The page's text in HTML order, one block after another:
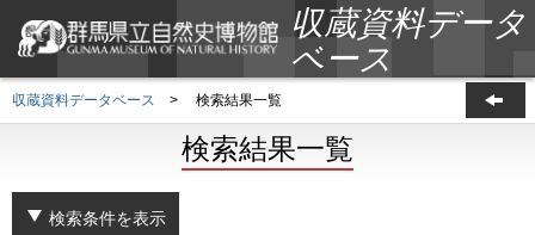
収蔵資料データ
ベース
収蔵資料データベース > 検索結果一覧
検索結果一覧
検索条件を表示